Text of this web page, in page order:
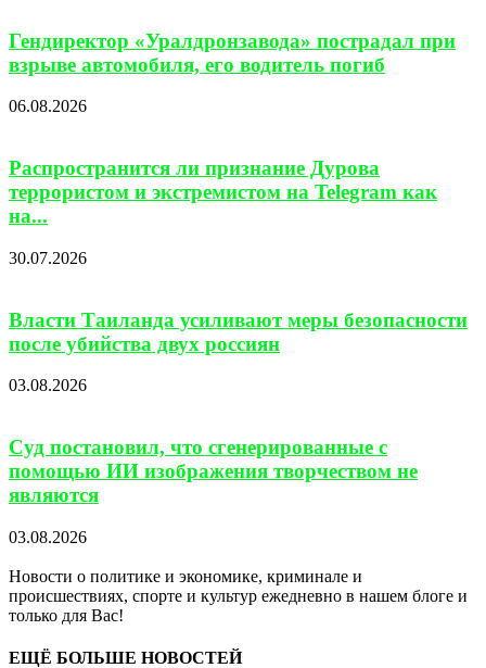
Гендиректор «Уралдронзавода» пострадал при
взрыве автомобиля, его водитель погиб
06.08.2026
Распространится ли признание Дурова
террористом и экстремистом на Telegram как
на...
30.07.2026
Власти Таиланда усиливают меры безопасности
после убийства двух россиян
03.08.2026
Суд постановил, что сгенерированные с
помощью ИИ изображения творчеством не
являются
03.08.2026
Новости о политике и экономике, криминале и
происшествиях, спорте и культур ежедневно в нашем блоге и
только для Вас!
ЕЩЁ БОЛЬШЕ НОВОСТЕЙ